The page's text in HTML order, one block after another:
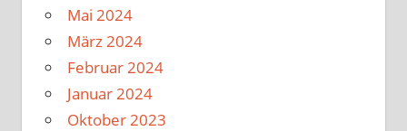
Mai 2024
März 2024
Februar 2024
Januar 2024
Oktober 2023